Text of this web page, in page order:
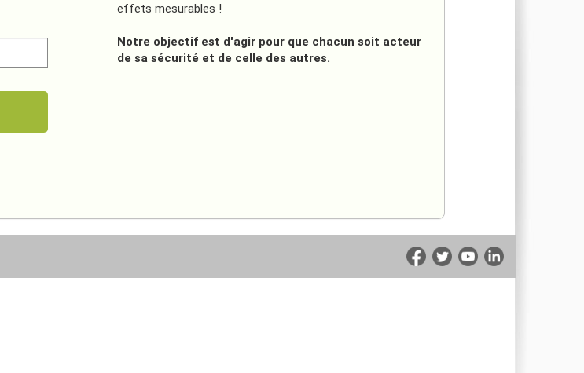
effets mesurables !
Notre objectif est d'agir pour que chacun soit acteur
de sa sécurité et de celle des autres.